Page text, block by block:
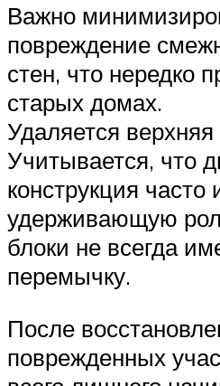
Важно
повреждение
стен, что нередко
старых домах.
Удаляется верхняя
Учитывается, что
конструкция часто
удерживающую
блоки не всегда
перемычку.
После
поврежденных